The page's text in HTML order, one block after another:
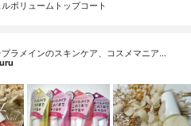
ルボリュームトップコート
プラメインのスキンケア、コスメマニア…